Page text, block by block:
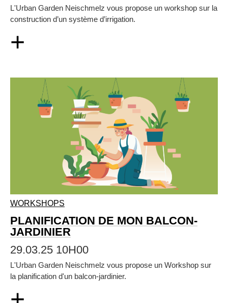
L'Urban Garden Neischmelz vous propose un workshop sur la
construction d’un système d’irrigation.
+
WORKSHOPS
PLANIFICATION DE MON BALCON-
JARDINIER
29.03.25 10H00
L'Urban Garden Neischmelz vous propose un Workshop sur
la planification d'un balcon-jardinier.